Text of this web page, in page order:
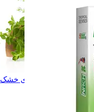
سبزی و میوه های خشک